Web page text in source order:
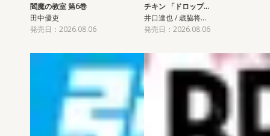
閻魔の教室 第6巻
田中優吏
発売日：2026.08.06
チキン 「ドロップ…
井口達也 / 歳脇将…
発売日：2026.08.06